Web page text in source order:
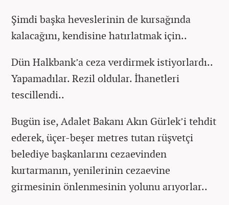
Şimdi başka heveslerinin de kursağında
kalacağını, kendisine hatırlatmak için..
Dün Halkbank’a ceza verdirmek istiyorlardı..
Yapamadılar. Rezil oldular. İhanetleri
tescillendi..
Bugün ise, Adalet Bakanı Akın Gürlek’i tehdit
ederek, üçer-beşer metres tutan rüşvetçi
belediye başkanlarını cezaevinden
kurtarmanın, yenilerinin cezaevine
girmesinin önlenmesinin yolunu arıyorlar..